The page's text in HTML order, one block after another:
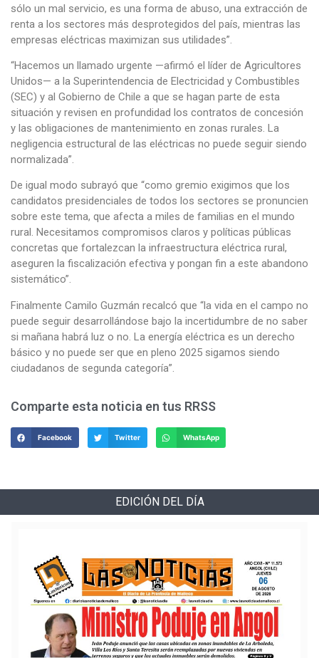
sólo un mal servicio, es una forma de abuso, una extracción de
renta a los sectores más desprotegidos del país, mientras las
empresas eléctricas maximizan sus utilidades”.
“Hacemos un llamado urgente —afirmó el líder de Agricultores
Unidos— a la Superintendencia de Electricidad y Combustibles
(SEC) y al Gobierno de Chile a que se hagan parte de esta
situación y revisen en profundidad los contratos de concesión
y las obligaciones de mantenimiento en zonas rurales. La
negligencia estructural de las eléctricas no puede seguir siendo
normalizada”.
De igual modo subrayó que “como gremio exigimos que los
candidatos presidenciales de todos los sectores se pronuncien
sobre este tema, que afecta a miles de familias en el mundo
rural. Necesitamos compromisos claros y políticas públicas
concretas que fortalezcan la infraestructura eléctrica rural,
aseguren la fiscalización efectiva y pongan fin a este abandono
sistemático”.
Finalmente Camilo Guzmán recalcó que “la vida en el campo no
puede seguir desarrollándose bajo la incertidumbre de no saber
si mañana habrá luz o no. La energía eléctrica es un derecho
básico y no puede ser que en pleno 2025 sigamos siendo
ciudadanos de segunda categoría”.
Comparte esta noticia en tus RRSS
Facebook Twitter WhatsApp
EDICIÓN DEL DÍA